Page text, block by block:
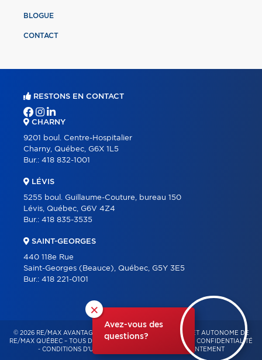
×
Avez-vous des
questions?
BLOGUE
CONTACT
RESTONS EN CONTACT
CHARNY
9201 boul. Centre-Hospitalier
Charny, Québec, G6X 1L5
Bur.: 418 832-1001
LÉVIS
5255 boul. Guillaume-Couture, bureau 150
Lévis, Québec, G6V 4Z4
Bur.: 418 835-3535
SAINT-GEORGES
440 118e Rue
Saint-Georges (Beauce), Québec, G5Y 3E5
Bur.: 418 221-0101
© 2026 RE/MAX AVANTAGES – FRANCHISÉ INDÉPENDANT ET AUTONOME DE
RE/MAX QUÉBEC – TOUS DROITS RÉSERVÉS -
POLITIQUE DE CONFIDENTIALITÉ
- CONDITIONS D'UTILISATION GESTION DU CONSENTEMENT